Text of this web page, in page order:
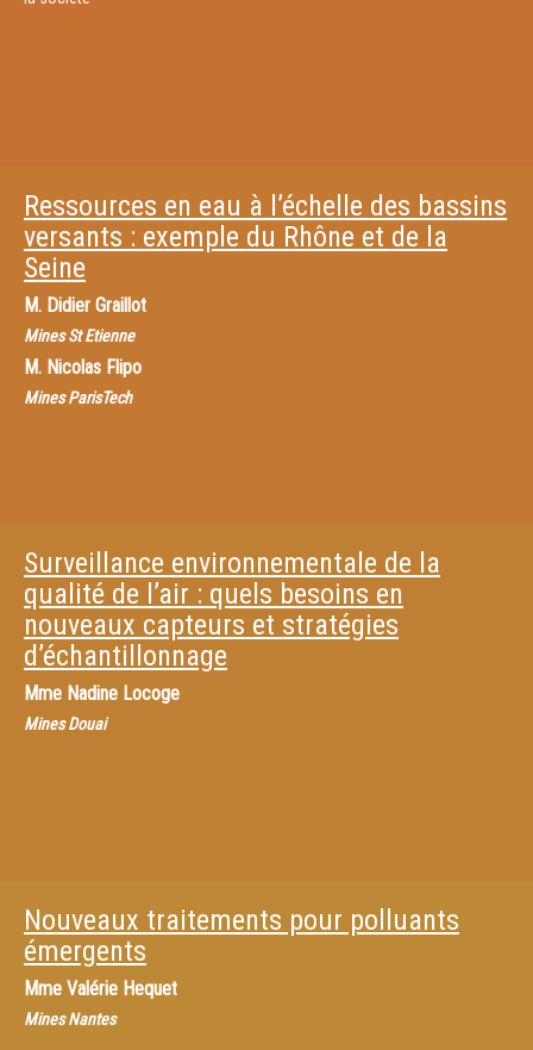
Ressources en eau à l’échelle des bassins
versants : exemple du Rhône et de la
Seine
M. Didier Graillot
Mines St Etienne
M. Nicolas Flipo
Mines ParisTech
Surveillance environnementale de la
qualité de l’air : quels besoins en
nouveaux capteurs et stratégies
d’échantillonnage
Mme Nadine Locoge
Mines Douai
Nouveaux traitements pour polluants
émergents
Mme Valérie Hequet
Mines Nantes